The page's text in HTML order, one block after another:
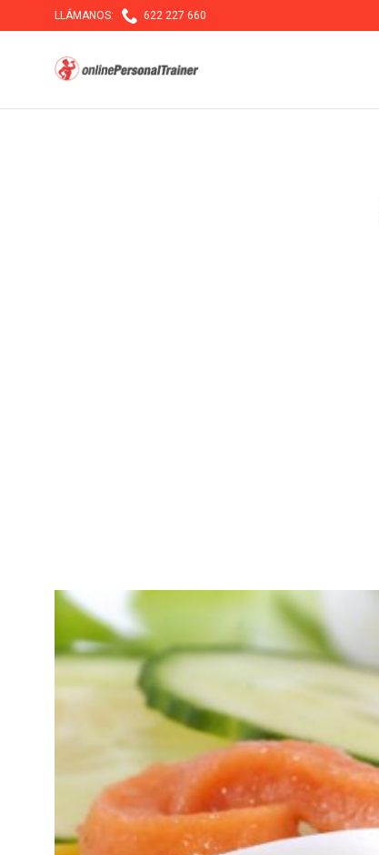
LLÁMANOS:  622 227 660